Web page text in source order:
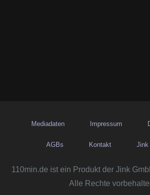
Mediadaten Impressum
AGBs Kontakt Jink
110min.de ist ein Produkt der Jink
Alle Rechte